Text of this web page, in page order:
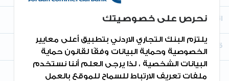
اتصل بنا
قم بتنزيل التطبيق
نحرص على خصوصيتك
يلتزم البنك التجاري الاردني بتطبيق أعلى معايير
الخصوصية وحماية البيانات وفقًا لقانون حماية
البيانات الشخصية ، لذا يرجى العلم أننا نستخدم
ملفات تعريف الارتباط للسماح للموقع بالعمل